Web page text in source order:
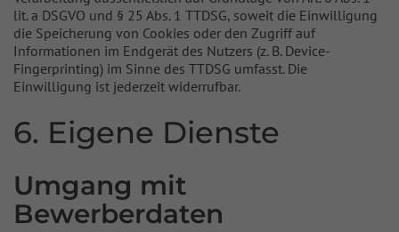
lit. a DSGVO und § 25 Abs. 1 TTDSG, soweit die Einwilligung
die Speicherung von Cookies oder den Zugriff auf
Informationen im Endgerät des Nutzers (z. B. Device-
Fingerprinting) im Sinne des TTDSG umfasst. Die
Einwilligung ist jederzeit widerrufbar.
6. Eigene Dienste
Umgang mit
Bewerberdaten